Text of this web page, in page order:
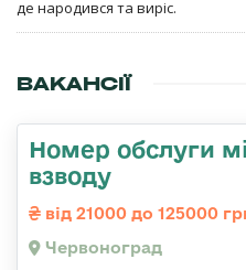
де народився та виріс.
ВАКАНСІЇ
Номер обслуги
взводу
від 21000 до 125000
Червоноград